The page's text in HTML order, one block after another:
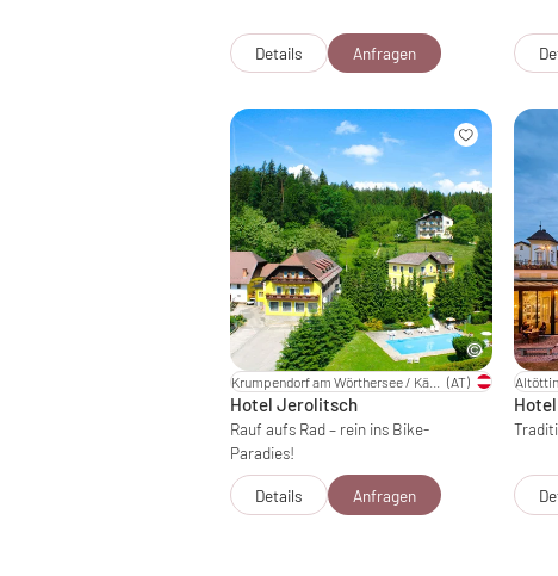
Details Anfragen
(AT)
Hotel Jerolitsch
Rauf aufs Rad – rein ins Bike-
Paradies!
Details Anfragen